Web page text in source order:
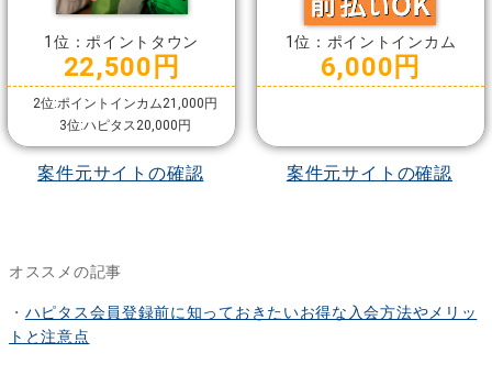
1位：ポイントタウン
22,500円
2位:ポイントインカム21,000円
3位:ハピタス20,000円
案件元サイトの確認
1位：ポイントインカム
6,000円
案件元サイトの確認
オススメの記事
・ ハピタス会員登録前に知っておきたいお得な入会方法やメリッ
トと注意点